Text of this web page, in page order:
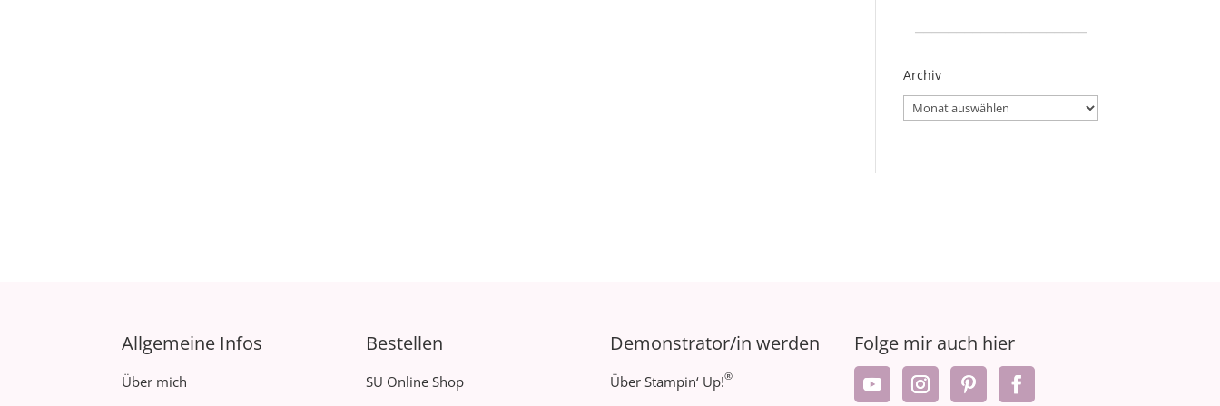
Archiv
Archiv
Allgemeine Infos
Über mich
Bestellen
SU Online Shop
Demonstrator/in werden
Über Stampin‘ Up!®
Folge mir auch hier